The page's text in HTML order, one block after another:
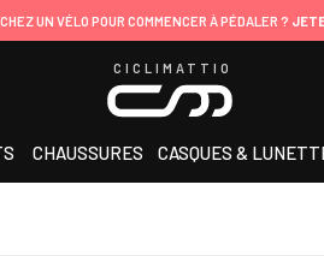
UN VÉLO POUR COMMENCER À PÉDALER ?
CICLIMATTIO
CHAUSSURES CASQUES &